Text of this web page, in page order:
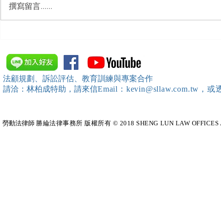
訓練）課程，邀請本所所長 邱
靖棠律師 擔任講師
撰寫留言......
法顧規劃、訴訟評估、教育訓練與專案合作
請洽：林柏成特助 ，請來信Email：kevin@sllaw.com.tw，
勞動法律師​ 勝綸法律事務所 版權所有 © 2018 SHENG LUN LAW